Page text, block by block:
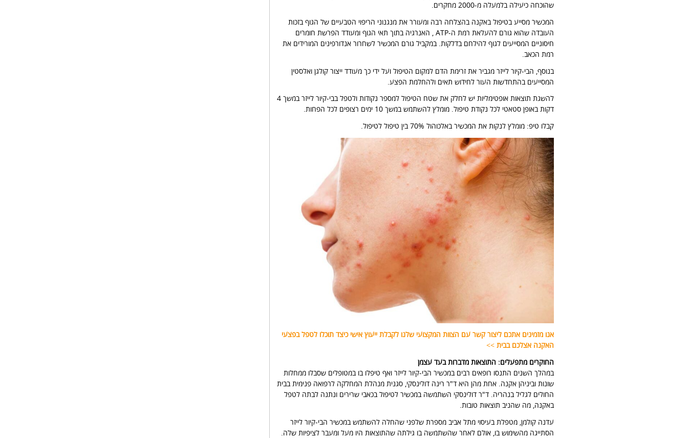
שהוכחה כיעילה בלמעלה מ-2000 מחקרים.
המכשיר מסייע בטיפול באקנה בהצלחה רבה ומעורר את מנגנוני הריפוי הטבעיים של הגוף בזכות
העובדה שהוא גורם להעלאת רמת ה-ATP , האנרגיה בתוך תאי הגוף ומעודד הפרשת חומרים
חיסוניים המסייעים לגוף להילחם בדלקות. במקביל גורם המכשיר לשחרור אנדורפינים המורידים את
רמת הכאב.
בנוסף, הבי-קיור לייזר מגביר את זרימת הדם למקום הטיפול ועל ידי כך מעודד ייצור קולגן ואלסטין
המסייעים בהתחדשות העור לחידוש תאים ולהחלמת הפצע.
להשגת תוצאות אופטימליות יש לחלק את שטח הטיפול למספר נקודות ולטפל בבי-קיור לייזר במשך 4
דקות באופן סטאטי לכל נקודת טיפול. מומלץ להשתמש במשך 10 ימים רצופים לכל הפחות.
קבלו טיפ: מומלץ לנקות את המכשיר באלכוהול 70% בין טיפול לטיפול.
אנו מזמינים אתכם ליצור קשר עם הצוות המקצועי שלנו לקבלת ייעוץ אישי כיצד תוכלו לטפל בפצעי
האקנה אצלכם בבית >>
החוקרים מתפעלים: התוצאות מדברות בעד עצמן
במהלך השנים התנסו רופאים רבים במכשיר הבי-קיור לייזר ואף טיפלו בו במטופלים שסבלו ממחלות
שונות וביניהן אקנה. אחת מהן היא ד"ר רינה דולינסקי, סגנית מנהלת המחלקה לרפואה פנימית בבית
החולים לגליל בנהריה. ד"ר דולינסקי השתמשה במכשיר לטיפול בכאבי שרירים ונתנה לבתה לטפל
באקנה, מה שהניב תוצאות טובות.
עדנה קולמן, מטפלת בעיסוי מתל אביב מספרת שלפני שהחלה להשתמש במכשיר הבי-קיור לייזר
הסתייגה מהשימוש בו, אולם לאחר שהשתמשה בו גילתה שהתוצאות היו מעל ומעבר לציפיות שלה.